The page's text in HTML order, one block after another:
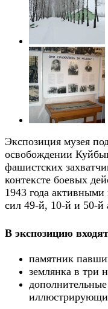
Экспозиция музея
освобождении
фашистских
контексте боевых
1943 года
сил 49-й, 10-й и 50-
В экспозицию входят
памятник
землянка в три